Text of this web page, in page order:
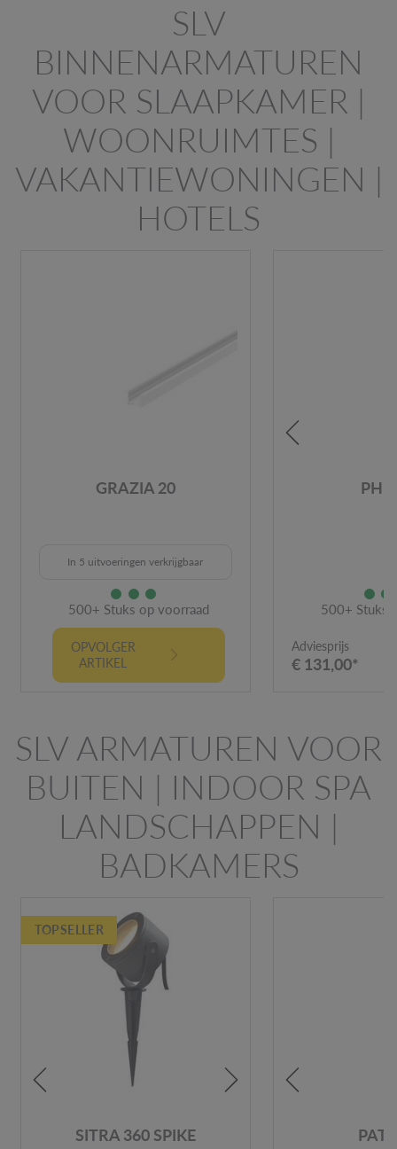
SLV
BINNENARMATUREN
VOOR SLAAPKAMER |
WOONRUIMTES |
VAKANTIEWONINGEN |
HOTELS
GRAZIA 20
In 5 uitvoeringen verkrijgbaar
500+ Stuks op voorraad
OPVOLGER
ARTIKEL
500+ Stuks
Adviesprijs
€ 131,00*
SLV ARMATUREN VOOR
BUITEN | INDOOR SPA
LANDSCHAPPEN |
BADKAMERS
TOPSELLER
SITRA 360 SPIKE